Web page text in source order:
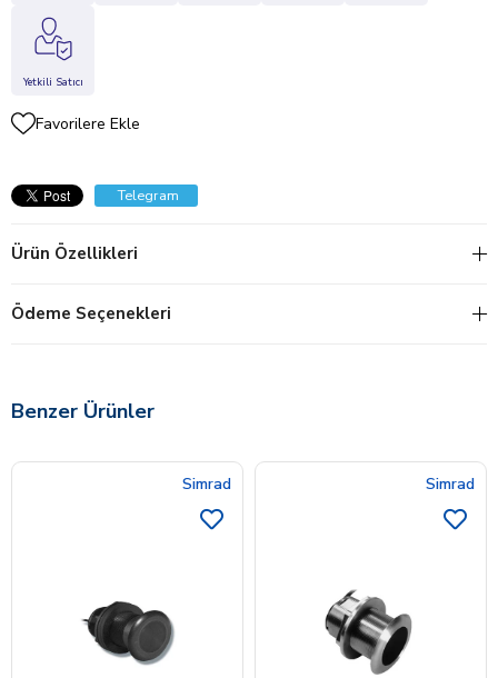
Yetkili Satıcı
Favorilere Ekle
Telegram
Ürün Özellikleri
Ödeme Seçenekleri
Benzer Ürünler
Simrad Simrad